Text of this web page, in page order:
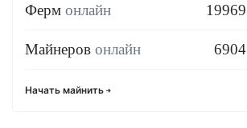
Ферм онлайн 19969
Майнеров онлайн 6904
Начать майнить